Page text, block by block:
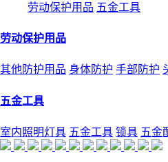
劳动保护用品 五金工具
劳动保护用品
其他防护用品 身体防护 手部防护
五金工具
室内照明灯具 五金工具 锁具 五金